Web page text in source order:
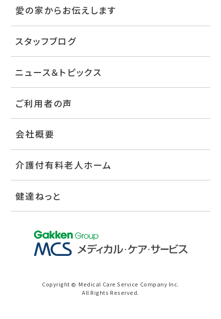
愛の家からお伝えします
スタッフブログ
ニュース＆トピックス
ご利用者の声
会社概要
介護付有料老人ホーム
健達ねっと
Copyright © Medical Care Service Company Inc.
All Rights Reserved.